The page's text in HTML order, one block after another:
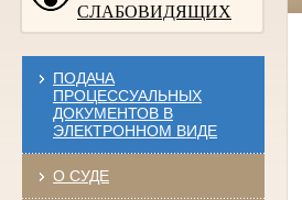
СЛАБОВИДЯЩИХ
ПОДАЧА
ПРОЦЕССУАЛЬНЫХ
ДОКУМЕНТОВ В
ЭЛЕКТРОННОМ ВИДЕ
О СУДЕ